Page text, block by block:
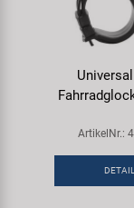
ArtikelNr.: